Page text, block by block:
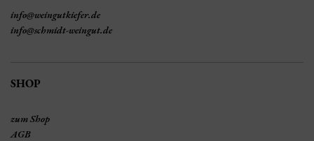
info@weingutkiefer.de
info@schmidt-weingut.de
SHOP
zum Shop
AGB